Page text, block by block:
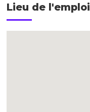
Lieu de l'emploi